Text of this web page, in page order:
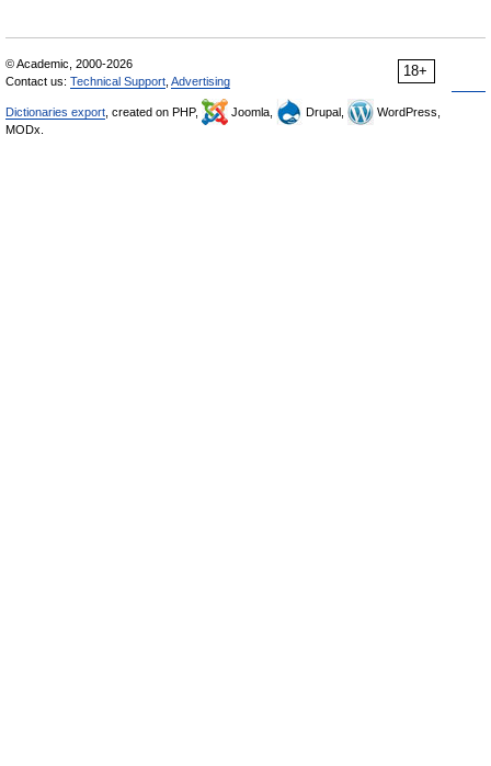
18+
© Academic, 2000-2026
Contact us: Technical Support Advertising
Dictionaries export , created on PHP, Joomla, Drupal,
WordPress,
MODx.